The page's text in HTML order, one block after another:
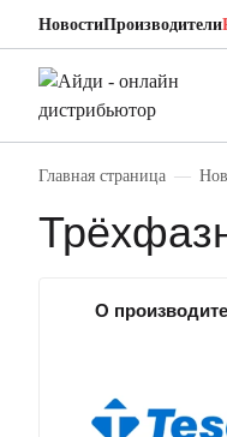
НовостиПроизводители
Главная страница
О